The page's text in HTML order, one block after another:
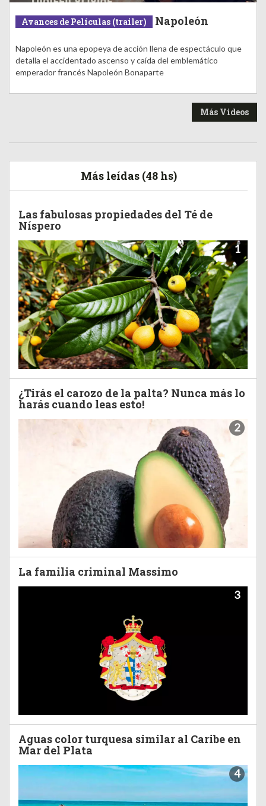
Avances de Películas (trailer) Napoleón
Napoleón es una epopeya de acción llena de espectáculo que
detalla el accidentado ascenso y caída del emblemático
emperador francés Napoleón Bonaparte
Más Videos
Más leídas (48 hs)
Las fabulosas propiedades del Té de
Níspero
1
¿Tirás el carozo de la palta? Nunca más lo
harás cuando leas esto!
2
La familia criminal Massimo
3
Aguas color turquesa similar al Caribe en
Mar del Plata
4